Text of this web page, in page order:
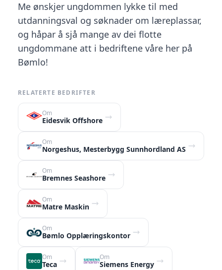
Me ønskjer ungdommen lykke til med
utdanningsval og søknader om læreplassar,
og håpar å sjå mange av dei flotte
ungdommane att i bedriftene våre her på
Bømlo!
RELATERTE BEDRIFTER
Om
Eidesvik Offshore
Om
Norgeshus, Mesterbygg Sunnhordland AS
Om
Bremnes Seashore
Om
Matre Maskin
Om
Bømlo Opplæringskontor
Om
Teca
Om
Siemens Energy